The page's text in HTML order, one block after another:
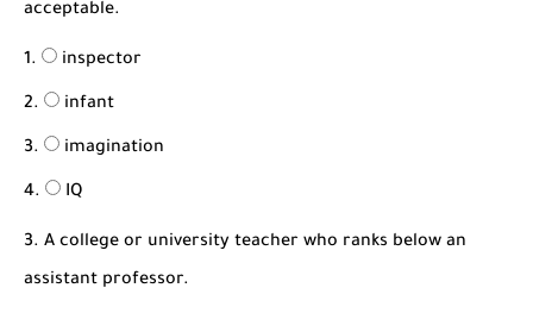
acceptable.
inspector
infant
imagination
IQ
3. A college or university teacher who ranks below an
assistant professor.